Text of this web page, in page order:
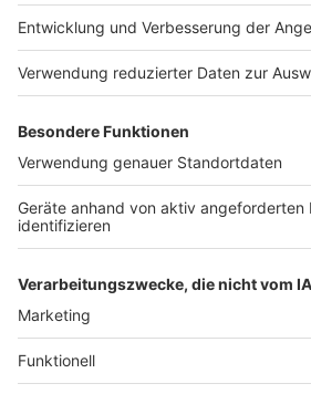
ergeben. Der zuständige Minister
sagt, dass die Kommunen gerade
alles hinzukriegen. An der Erteilung
Arbeitserlaubnis führt schlicht und
Weg vorbei. Das ist zwar immer
wie man uns im Gespräch versichert
Bürokratie wie möglich.
Autor: José Narciandi & Joachim